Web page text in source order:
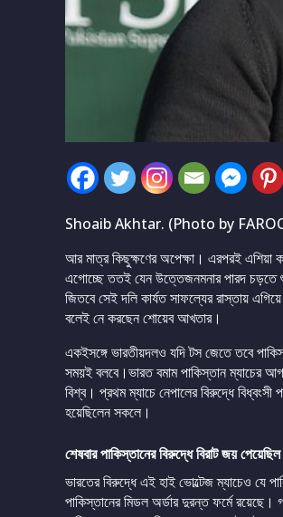
Shoaib Akhtar. (Photo by
আর মাত্র কিছুক্ষণের অপেক্ষা। এরপরই এশিয়া
এগোচ্ছে ততই যেন উত্তেজনমনার পারদ চড়়তে
জিতবে সেই দলি কার্যত সাফল্যের রাস্তায়
বলেই নে করছেন শোয়েব আখতার।
একইসঙ্গে ভারতীয়দলও যদি টস জেতে তবে
সময়ই বলবে।ভারত বমাম পাকিস্তান ম্যাচের
বিশ্ব। প্রথম ম্যাচে নেপালের বিরুদ্ধে
হয়েছিলেন সকলে।
শেষবার পাকিস্তানের বিরুদ্ধে বিরাট জয়
ভারতের বিরুদ্ধে এই হাই ভোল্টেজ ম্যাচেও যে
পাকিস্তানের মিডল অর্ডার দুরন্ত ফর্মে